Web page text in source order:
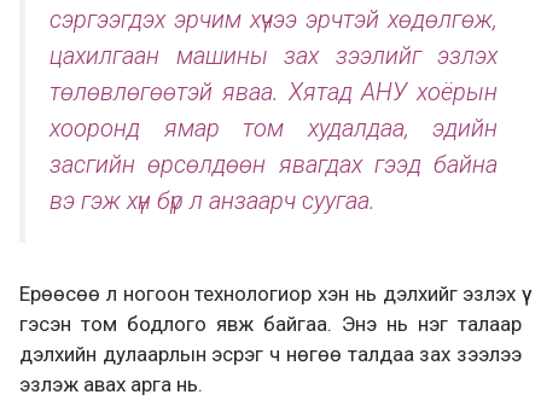
сэргээгдэх эрчим хүчээ эрчтэй хөдөлгөж,
цахилгаан машины зах зээлийг эзлэх
төлөвлөгөөтэй яваа. Хятад АНУ хоёрын
хооронд ямар том худалдаа, эдийн
засгийн өрсөлдөөн явагдах гээд байна
вэ гэж хүн бүр л анзаарч суугаа.
Ерөөсөө л ногоон технологиор хэн нь дэлхийг эзлэх үү
гэсэн том бодлого явж байгаа. Энэ нь нэг талаар
дэлхийн дулаарлын эсрэг ч нөгөө талдаа зах зээлээ
эзлэж авах арга нь.